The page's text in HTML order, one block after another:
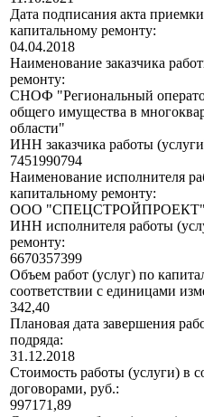
Дата подписания акта
капитальному ремонту:
04.04.2018
Наименование заказчика
ремонту:
СНОФ "Региональный
общего имущества в
области"
ИНН заказчика работы
7451990794
Наименование исполнителя
капитальному ремонту:
ООО "СПЕЦСТРОЙПРОЕКТ"
ИНН исполнителя работы
ремонту:
6670357399
Объем работ (услуг) по
соответствии с единицами
342,40
Плановая дата завершения
подряда:
31.12.2018
Стоимость работы (услуги) в
договорами, руб.:
997171,89